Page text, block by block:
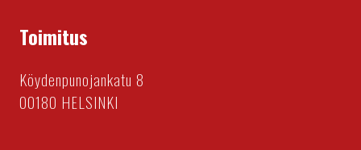
Toimitus
Köydenpunojankatu 8
00180 HELSINKI